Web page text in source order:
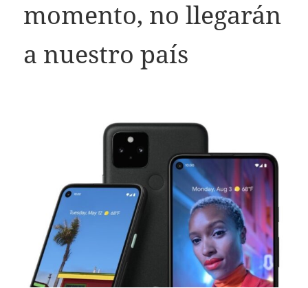
momento, no llegarán
a nuestro país